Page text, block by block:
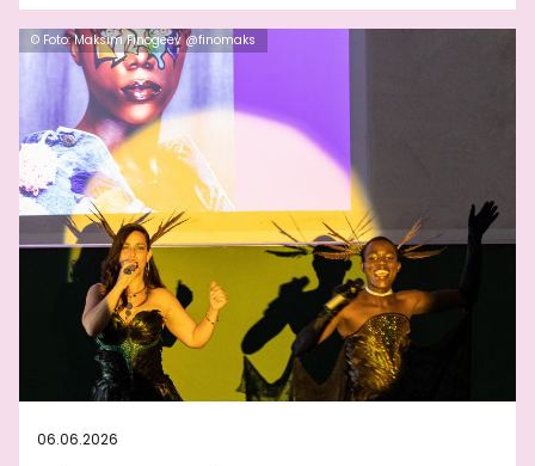
© Foto: Maksim Finogeev @finomaks
06.06.2026